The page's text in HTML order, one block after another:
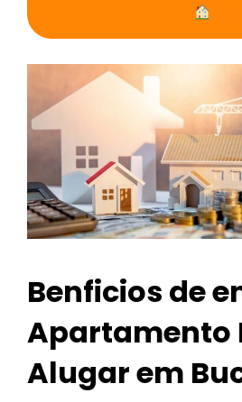
Benficios de
Apartamento
Alugar em